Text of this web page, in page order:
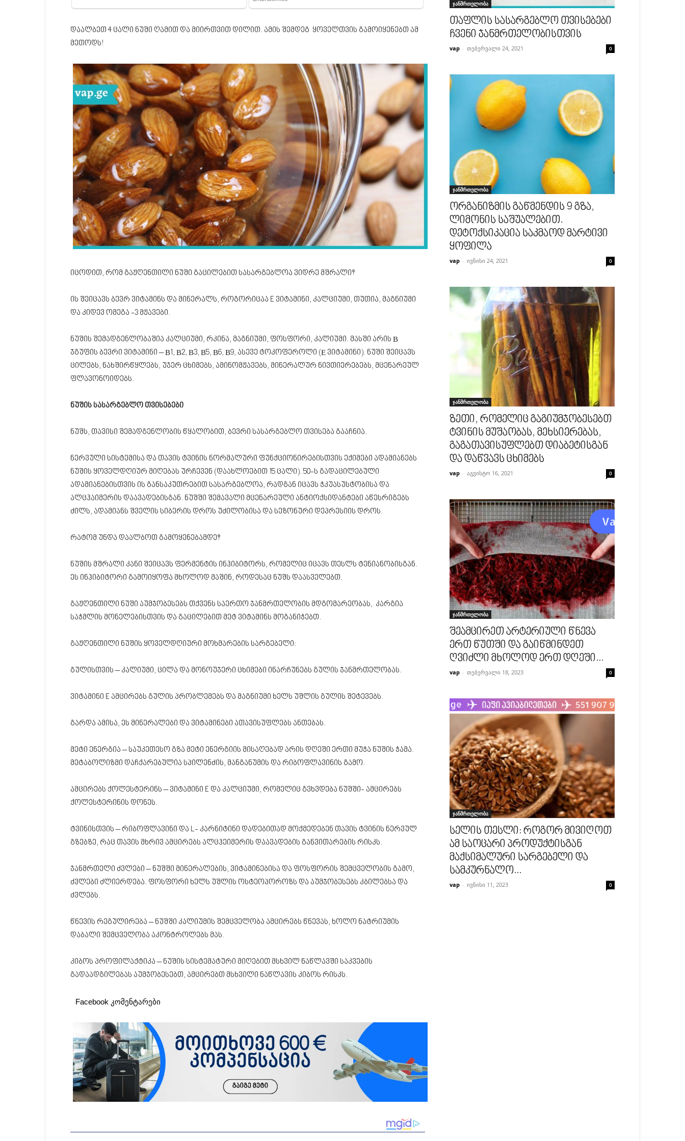
დაალბეთ 4 ცალი ნუში ღამით და მიირთვით დილით. ამის შემდეგ ყოველთვის გამოიყენებთ ამ
მეთოდს!
იცოდით, რომ გაჟღენთილი ნუში გაცილებით სასარგებლოა ვიდრე მშრალი?
ის შეიცავს ბევრ ვიტამინს და მინერალს, როგორიცაა E ვიტამინი, კალციუმი, თუთია, მაგნიუმი
და კიდევ ომეგა -3 მჟავები.
ნუშის შემადგენლობაშია კალციუმი, რკინა, მაგნიუმი, ფოსფორი, კალიუმი. მასში არის В
ჯგუფის ბევრი ვიტამინი – В1, В2, В3, В5, В6, В9, ასევე ტოკოფეროლი (Е ვიტამინი). ნუში შეიცავს
ცილებს, ნახშირწყლებს, უჯერ ცხიმებს, ამინომჟავებს, მინერალურ ნივთიერებებს, მცენარეულ
ფლავონოიდებს.
ნუშის სასარგებლო თვისებები
ნუშს, თავისი შემადგენლობის წყალობით, ბევრი სასარგებლო თვისება გააჩნია.
ნერვული სისტემისა და თავის ტვინის ნორმალური ფუნქციონირებისთვის ექიმები ადამიანებს
ნუშის ყოველდღიურ მიღებას ურჩევენ (დაახლოებით 15 ცალი). 50-ს გადაცილებული
ადამიანებისთვის ის განსაკუთრებით სასარგებლოა, რადგან იცავს ჭკუასუსტობისა და
ალცჰაიმერის დაავადებისგან. ნუშში შემავალი მცენარეული ანტიოქსიდანტები აწესრიგებს
ძილს, ადამიანს შველის სიბერის დროს უძილობისა და სეზონური დეპრესიის დროს.
რატომ უნდა დაალბოთ გამოყენებამდე?
ნუშის მშრალი კანი შეიცავს ფერმენტის ინჰიბიტორს, რომელიც იცავს თესლს ტენიანობისგან.
ეს ინჰიბიტორი გამოიყოფა მხოლოდ მაშინ, როდესაც ნუშს დაასველებთ.
გაჟღენთილი ნუში აუმჯობესებს თქვენს საერთო ჯანმრთელობის მდგომარეობას, კარგია
საჭმლის მონელებისთვის და გაცილებით მეტ ვიტამინს მოგანიჭებთ.
გაჟღენთილი ნუშის ყოველდღიური მოხმარების სარგებელი:
გულისთვის – კალიუმი, ცილა და მონოუჯერი ცხიმები ინარჩუნებს გულის ჯანმრთელობას.
ვიტამინი E ამცირებს გულის პრობლემებს და მაგნიუმი ხელს უშლის გულის შეტევებს.
გარდა ამისა, ეს მინერალები და ვიტამინები ათავისუფლებს ანთებას.
მეტი ენერგია – საუკეთესო გზა მეტი ენერგიის მისაღებად არის დღეში ერთი მუჭა ნუშის ჭამა.
მეტაბოლიზმი დაჩქარებულია სპილენძის, მანგანუმის და რიბოფლავინის გამო.
ამცირებს ქოლესტერინს – ვიტამინი E და კალციუმი, რომელიც გვხვდება ნუშში- ამცირებს
ქოლესტერინის დონეს.
ტვინისთვის – რიბოფლავინი და L- კარნიტინი დადებითად მოქმედებენ თავის ტვინის ნერვულ
გზებზე, რაც თავის მხრივ ამცირებს ალცჰეიმერის დაავადების განვითარების რისკს.
ჯანმრთელი ძვლები – ნუშში მინერალების, ვიტამინებისა და ფოსფორის შემცველობის გამო,
ძვლები ძლიერდება. ფოსფორი ხელს უშლის ოსტეოპოროზს და აუმჯობესებს კბილებსა და
ძვლებს.
წნევის რეგულირება – ნუშში კალიუმის შემცველობა ამცირებს წნევას, ხოლო ნატრიუმის
დაბალი შემცველობა აკონტროლებს მას.
კიბოს პროფილაქტიკა – ნუშის სისტემატური მიღებით მსხვილ ნაწლავში საკვების
გადაადგილებას აუმჯობესებთ, ამცირებთ მსხვილი ნაწლავის კიბოს რისკს.
Facebook კომენტარები
ჯანმრთელობა
თაფლის სასარგებლო თვისებები
ჩვენი ჯანმრთელობისთვის
vap - თებერვალი 24, 2021 0
ჯანმრთელობა
ორგანიზმის გაწმენდის 9 გზა,
ლიმონის საშუალებით.
დეტოქსიკაცია საკმაოდ მარტივი
ყოფილა
vap - ივნისი 24, 2021 0
ჯანმრთელობა
ზეთი, რომელიც გაგიუმჯობესებთ
ტვინის მუშაობას, მეხსიერებას,
გაგათავისუფლებთ დიაბეტისგან
და დაწვავს ცხიმებს
vap - აგვისტო 16, 2021 0
ჯანმრთელობა
შეამცირეთ არტერიული წნევა
ერთ წუთში და გაიწმინდეთ
ღვიძლი მხოლოდ ერთ დღეში...
vap - თებერვალი 18, 2023 0
ჯანმრთელობა
სელის თესლი: როგორ მივიღოთ
ამ საოცარი პროდუქტისგან
მაქსიმალური სარგებელი და
სამკურნალო...
vap - ივნისი 11, 2023 0